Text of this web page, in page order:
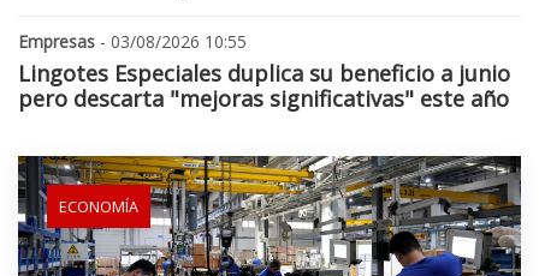
Empresas - 03/08/2026 10:55
Lingotes Especiales duplica su beneficio a junio
pero descarta "mejoras significativas" este año
ECONOMÍA